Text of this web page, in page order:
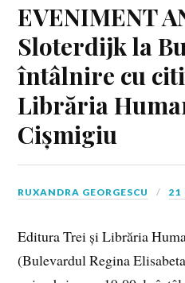
EVENIMENT
Sloterdijk la
întâlnire cu
Librăria
Cișmigiu
RUXANDRA GEORGESCU 21
Editura Trei și Librăria
(Bulevardul Regina